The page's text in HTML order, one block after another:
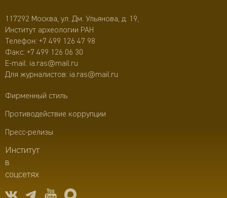
117292 Москва, ул. Дм. Ульянова, д. 19,
Институт археологии РАН
Телефон: +7 499 126 47 98
Факс: +7 499 126 06 30
E-mail: ia.ras@mail.ru
Для журналистов: ia.ras@mail.ru
Фирменный стиль
Противодействие коррупции
Пресс-релизы
Институт
в
соцсетях